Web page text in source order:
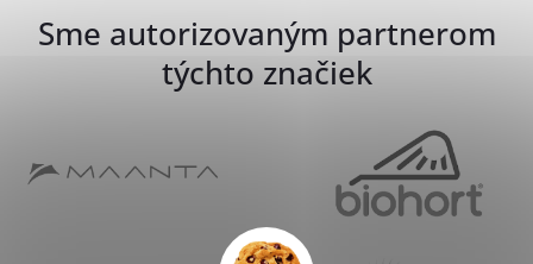
Sme autorizovaným partnerom
týchto značiek